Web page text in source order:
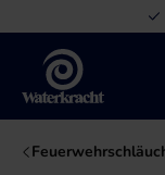
Waterkracht